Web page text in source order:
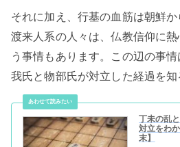
それに加え、行基の血筋は朝鮮か
渡来人系の人々は、仏教信仰に
う事情もあります。この辺の事
我氏と物部氏が対立した経過を知
丁未の乱
対立をわ
末】